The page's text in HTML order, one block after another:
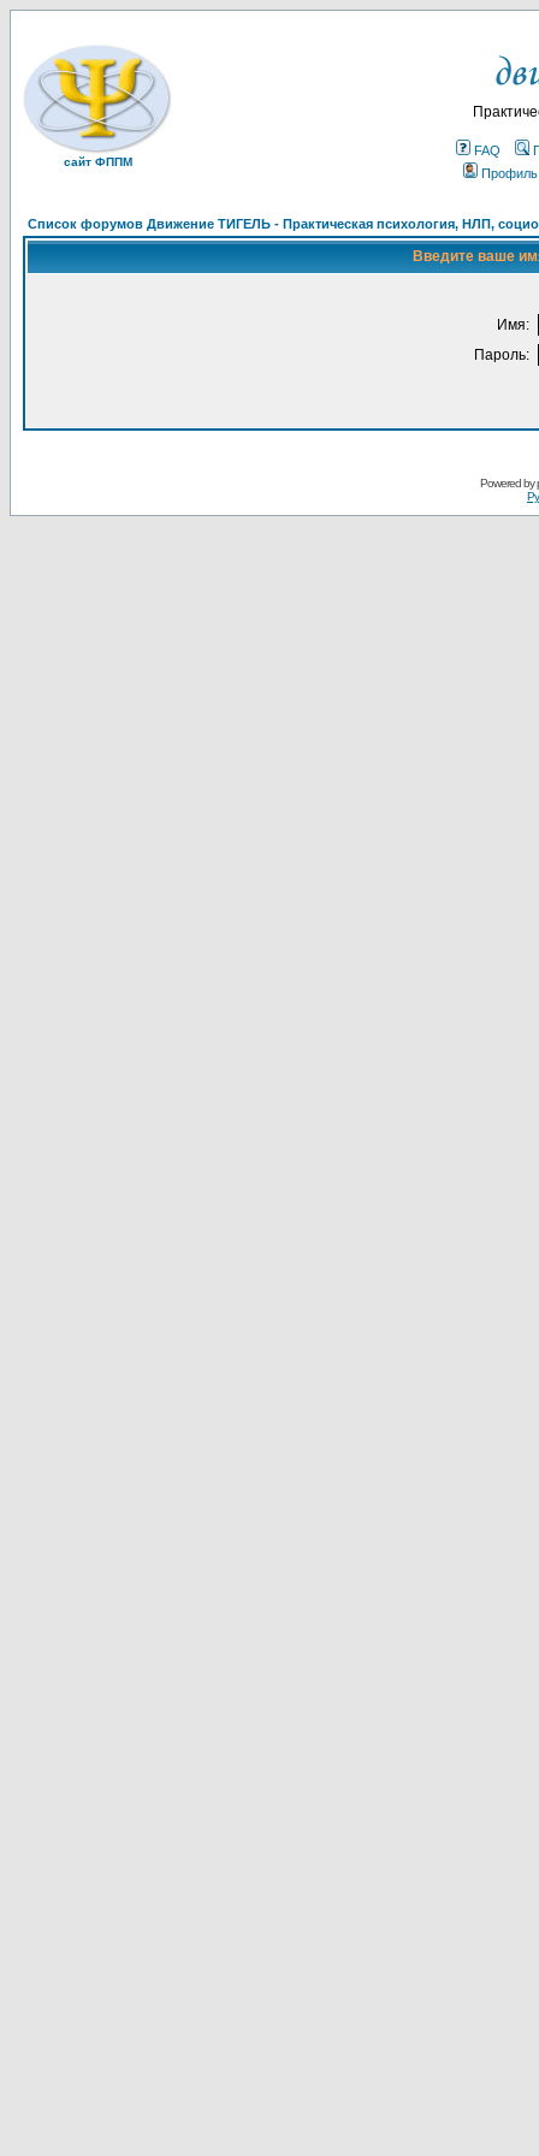
сайт ФППМ
FAQ
Профиль
Список форумов Движение ТИГЕЛЬ - Практическая психология, НЛП,
Введите ваше
Имя:
Пароль:
Powered by